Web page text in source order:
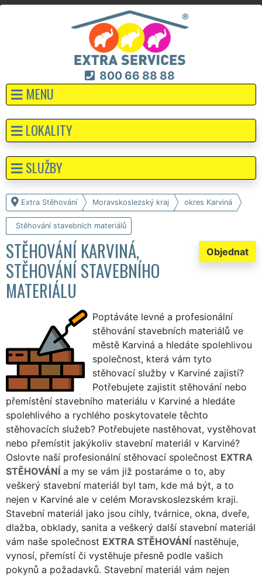
800 66 88 88
MENU
Extra Stěhování Moravskoslezský kraj okres Karviná
Stěhování stavebních materiálů
Objednat
STĚHOVÁNÍ KARVINÁ,
STĚHOVÁNÍ STAVEBNÍHO
MATERIÁLU
Poptáváte levné a profesionální
stěhování stavebních materiálů ve
městě Karviná a hledáte spolehlivou
společnost, která vám tyto
stěhovací služby v Karviné zajistí?
Potřebujete zajistit stěhování nebo
přemístění stavebního materiálu v Karviné a hledáte
spolehlivého a rychlého poskytovatele těchto
stěhovacích služeb? Potřebujete nastěhovat, vystěhovat
nebo přemístit jakýkoliv stavební materiál v Karviné?
Oslovte naší profesionální stěhovací společnost EXTRA
STĚHOVÁNÍ a my se vám již postaráme o to, aby
veškerý stavební materiál byl tam, kde má být, a to
nejen v Karviné ale v celém Moravskoslezském kraji.
Stavební materiál jako jsou cihly, tvárnice, okna, dveře,
dlažba, obklady, sanita a veškerý další stavební materiál
vám naše společnost EXTRA STĚHOVÁNÍ nastěhuje,
vynosí, přemístí či vystěhuje přesně podle vašich
pokynů a požadavků. Stavební materiál vám nejen
LOKALITY
SLUŽBY